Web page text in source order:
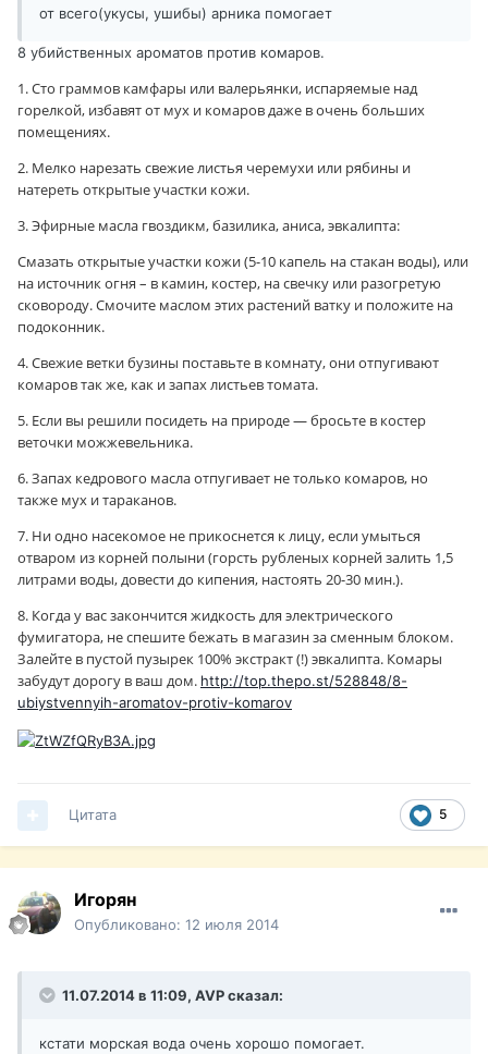
от всего(укусы, ушибы) арника помогает
8 убийственных ароматов против комаров.
1. Сто граммов камфары или валерьянки, испаряемые над
горелкой, избавят от мух и комаров даже в очень больших
помещениях.
2. Мелко нарезать свежие листья черемухи или рябины и
натереть открытые участки кожи.
3. Эфирные масла гвоздикм, базилика, аниса, эвкалипта:
Смазать открытые участки кожи (5-10 капель на стакан воды), или
на источник огня – в камин, костер, на свечку или разогретую
сковороду. Смочите маслом этих растений ватку и положите на
подоконник.
4. Свежие ветки бузины поставьте в комнату, они отпугивают
комаров так же, как и запах листьев томата.
5. Если вы решили посидеть на природе — бросьте в костер
веточки можжевельника.
6. Запах кедрового масла отпугивает не только комаров, но
также мух и тараканов.
7. Ни одно насекомое не прикоснется к лицу, если умыться
отваром из корней полыни (горсть рубленых корней залить 1,5
литрами воды, довести до кипения, настоять 20-30 мин.).
8. Когда у вас закончится жидкость для электрического
фумигатора, не спешите бежать в магазин за сменным блоком.
Залейте в пустой пузырек 100% экстракт (!) эвкалипта. Комары
забудут дорогу в ваш дом. http://top.thepo.st/528848/8-
ubiystvennyih-aromatov-protiv-komarov
5
Цитата
Игорян
Опубликовано: 12 июля 2014
11.07.2014 в 11:09, AVP сказал:
кстати морская вода очень хорошо помогает.